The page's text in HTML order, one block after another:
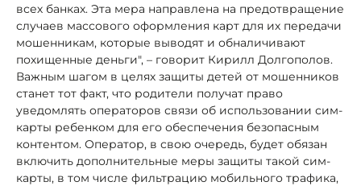
всех банках. Эта мера направлена на предотвращение
случаев массового оформления карт для их передачи
мошенникам, которые выводят и обналичивают
похищенные деньги", – говорит Кирилл Долгополов.
Важным шагом в целях защиты детей от мошенников
станет тот факт, что родители получат право
уведомлять операторов связи об использовании сим-
карты ребенком для его обеспечения безопасным
контентом. Оператор, в свою очередь, будет обязан
включить дополнительные меры защиты такой сим-
карты, в том числе фильтрацию мобильного трафика,